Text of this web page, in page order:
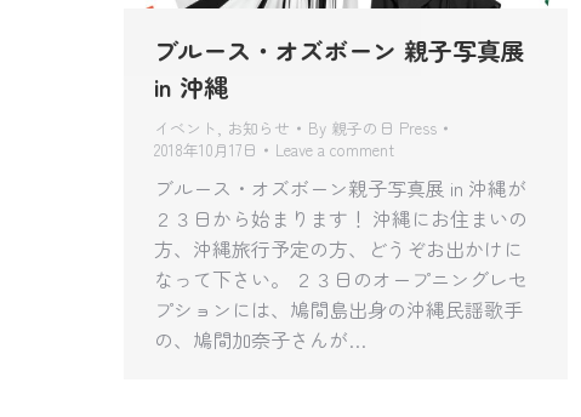
ブルース・オズボーン 親子写真展
in 沖縄
イベント お知らせ By 親子の日 Press
2018年10月17日
Leave a comment
ブルース・オズボーン親子写真展 in 沖縄が
２３日から始まります！ 沖縄にお住まいの
方、沖縄旅行予定の方、どうぞお出かけに
なって下さい。 ２３日のオープニングレセ
プションには、鳩間島出身の沖縄民謡歌手
の、鳩間加奈子さんが…